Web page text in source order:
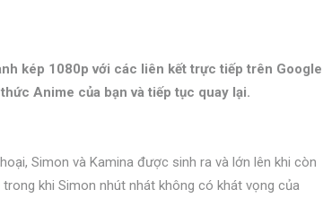
kép 1080p với các liên kết trực tiếp trên Google
Anime của bạn và tiếp tục quay lại.
Simon và Kamina được sinh ra và lớn lên khi còn
khi Simon nhút nhát không có khát vọng của